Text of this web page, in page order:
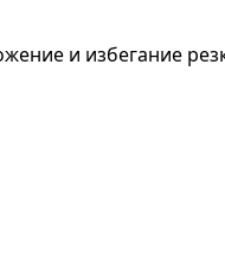
и избегание